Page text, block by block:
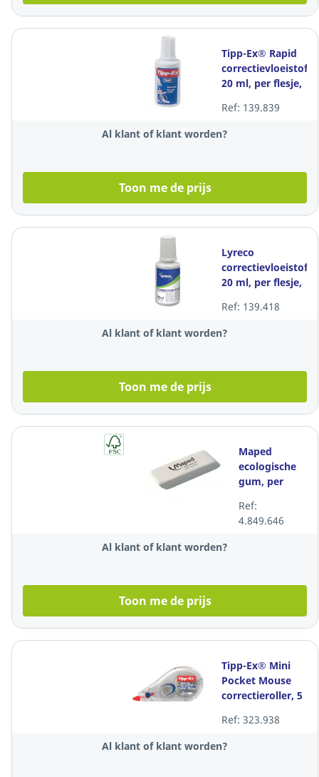
Tipp-Ex® Rapid
correctievloeistof,
20 ml, per flesje,
Ref: 139.839
Al klant of klant worden?
Toon me de prijs
Lyreco
correctievloeistof,
20 ml, per flesje,
Ref: 139.418
Al klant of klant worden?
Toon me de prijs
Maped
ecologische
gum, per
Ref:
4.849.646
Al klant of klant worden?
Toon me de prijs
Tipp-Ex® Mini
Pocket Mouse
correctieroller, 5
stuk
Ref: 323.938
Al klant of klant worden?